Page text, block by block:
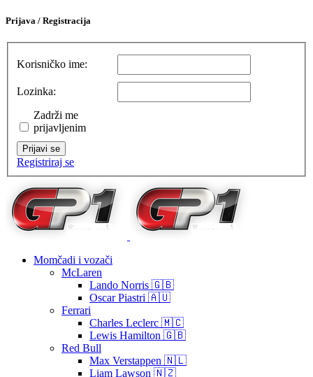
Prijava / Registracija
Korisničko ime:
Lozinka:
Zadrži me
prijavljenim
Prijavi se
Registriraj se
Momčadi i vozači
McLaren
Lando Norris 🇬🇧
Oscar Piastri 🇦🇺
Ferrari
Charles Leclerc 🇲🇨
Lewis Hamilton 🇬🇧
Red Bull
Max Verstappen 🇳🇱
Liam Lawson 🇳🇿